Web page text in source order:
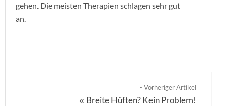
gehen. Die meisten Therapien schlagen sehr gut
an.
- Vorheriger Artikel
« Breite Hüften? Kein Problem!